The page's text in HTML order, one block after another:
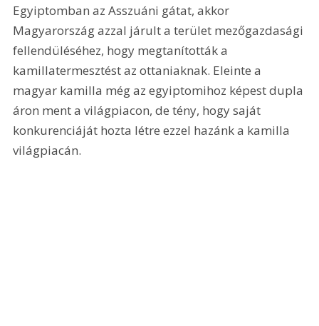
Egyiptomban az Asszuáni gátat, akkor
Magyarország azzal járult a terület mezőgazdasági
fellendüléséhez, hogy megtanították a
kamillatermesztést az ottaniaknak. Eleinte a
magyar kamilla még az egyiptomihoz képest dupla
áron ment a világpiacon, de tény, hogy saját
konkurenciáját hozta létre ezzel hazánk a kamilla
világpiacán.